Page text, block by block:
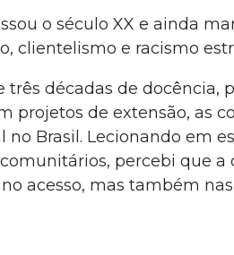
o século XX e ainda
clientelismo e racismo
três décadas de docência,
projetos de extensão, as
no Brasil. Lecionando em
percebi que a
acesso, mas também